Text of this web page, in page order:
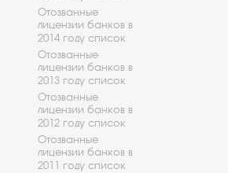
Отозванные
лицензии банков в
2014 году список
Отозванные
лицензии банков в
2013 году список
Отозванные
лицензии банков в
2012 году список
Отозванные
лицензии банков в
2011 году список